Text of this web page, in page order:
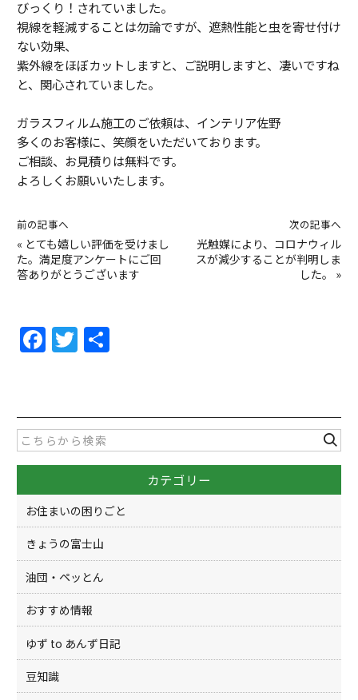
びっくり！されていました。
視線を軽減することは勿論ですが、遮熱性能と虫を寄せ付け
ない効果、
紫外線をほぼカットしますと、ご説明しますと、凄いですね
と、関心されていました。
ガラスフィルム施工のご依頼は、インテリア佐野
多くのお客様に、笑顔をいただいております。
ご相談、お見積りは無料です。
よろしくお願いいたします。
前の記事へ
« とても嬉しい評価を受けまし
た。満足度アンケートにご回
答ありがとうございます
次の記事へ
光触媒により、コロナウィル
スが減少することが判明しま
した。
»
F
a
e
b
o
o
k
T
w
er
カテゴリー
お住まいの困りごと
きょうの富士山
油団・ペッとん
おすすめ情報
ゆず to あんず日記
豆知識